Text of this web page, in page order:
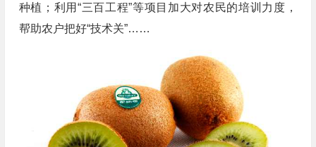
种植；利用“三百工程”等项目加大对农民的培训力度，
帮助农户把好“技术关”……